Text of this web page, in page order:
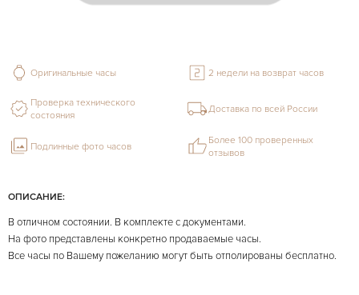
ОПИСАНИЕ:
В отличном состоянии. В комплекте с документами.
На фото представлены конкретно продаваемые часы.
Все часы по Вашему пожеланию могут быть отполированы бесплатно.
Оригинальные часы 2 недели на возврат часов
Проверка технического
состояния
Доставка по всей России
Подлинные фото часов
Более 100 проверенных
отзывов